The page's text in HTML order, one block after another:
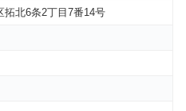
拓北6条2丁目7番14号